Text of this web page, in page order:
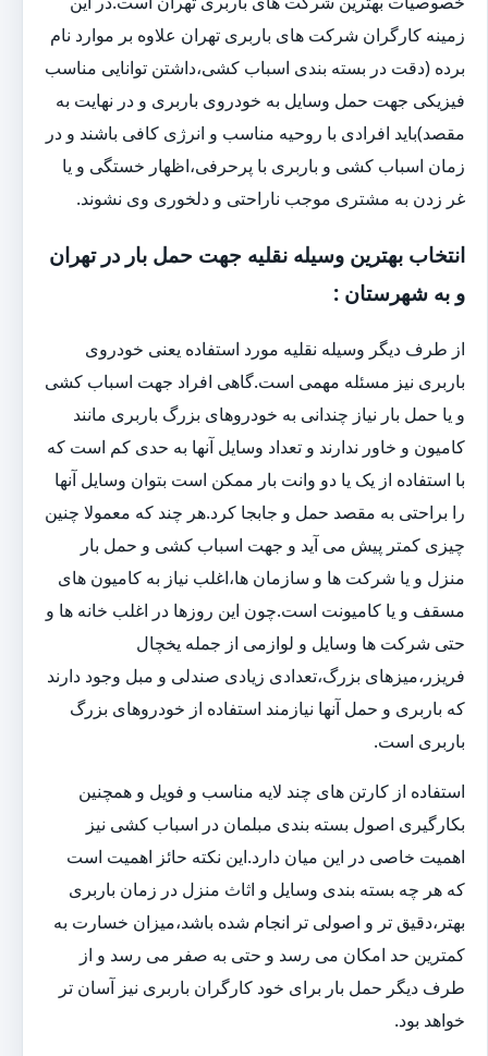
زمینه کارگران شرکت های باربری تهران علاوه بر موارد نام
برده (دقت در بسته بندی اسباب کشی،داشتن توانایی مناسب
فیزیکی جهت حمل وسایل به خودروی باربری و در نهایت به
مقصد)باید افرادی با روحیه مناسب و انرژی کافی باشند و در
زمان اسباب کشی و باربری با پرحرفی،اظهار خستگی و یا
غر زدن به مشتری موجب ناراحتی و دلخوری وی نشوند.
انتخاب بهترین وسیله نقلیه جهت حمل بار در تهران
و به شهرستان :
از طرف دیگر وسیله نقلیه مورد استفاده یعنی خودروی
باربری نیز مسئله مهمی است.گاهی افراد جهت اسباب کشی
و یا حمل بار نیاز چندانی به خودروهای بزرگ باربری مانند
کامیون و خاور ندارند و تعداد وسایل آنها به حدی کم است که
با استفاده از یک یا دو وانت بار ممکن است بتوان وسایل آنها
را براحتی به مقصد حمل و جابجا کرد.هر چند که معمولا چنین
چیزی کمتر پیش می آید و جهت اسباب کشی و حمل بار
منزل و یا شرکت ها و سازمان ها،اغلب نیاز به کامیون های
مسقف و یا کامیونت است.چون این روزها در اغلب خانه ها و
حتی شرکت ها وسایل و لوازمی از جمله یخچال
فریزر،میزهای بزرگ،تعدادی زیادی صندلی و مبل وجود دارند
که باربری و حمل آنها نیازمند استفاده از خودروهای بزرگ
باربری است.
استفاده از کارتن های چند لایه مناسب و فویل و همچنین
بکارگیری اصول بسته بندی مبلمان در اسباب کشی نیز
اهمیت خاصی در این میان دارد.این نکته حائز اهمیت است
که هر چه بسته بندی وسایل و اثاث منزل در زمان باربری
بهتر،دقیق تر و اصولی تر انجام شده باشد،میزان خسارت به
کمترین حد امکان می رسد و حتی به صفر می رسد و از
طرف دیگر حمل بار برای خود کارگران باربری نیز آسان تر
خواهد بود.